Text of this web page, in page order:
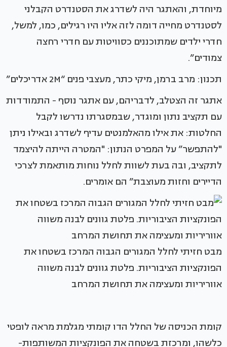
מיוחדת, והאתגר היה לשדרג את הסטנדרט הקבלני
לסטנדרט מחייה דומה לזה אליו היו רגילים, כמו, למשל,
חדרי ילדים שמתוכננים כסוויטות עם חדרי רחצה
צמודים”.
תכנון: מרב ברמן, מיקי כתר, מעצבי פנים “2M אדריכלים”
אתגר זה הצטלב, לדבריהם, עם אתגר נוסף - התמודדות
עם תקציב נתון ומוגדר, שבמסגרתו נדרשו לקבל
החלטות: את אילו מהאלמנטים עדיף לשדרג ובאילו ניתן
"להתפשר” על המפרט הנתון: "המטרה הייתה להיצמד
לתקציב, ובה בעת לשוות לחלל נוחות מותאמת לצרכי
הדיירים וחזות מעוצבת” הם אומרים.
מבט חזיתי לחלל המגורים הגבוה המרכז בשטחו את
הפונקציות הציבוריות. פלטת גוונים לבנה משווה
אווריריות ומעצימה את תחושת המרחב
קומת הכניסה של החלל הדו קומתי מגלמת מראה לופטי
כלשהו, ומרכזת בשטחה את הפונקציות המשותפות-